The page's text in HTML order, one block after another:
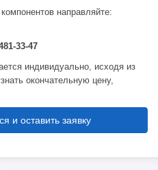
направляйте:
33-47
индивидуально, исходя из
окончательную цену,
и оставить заявку